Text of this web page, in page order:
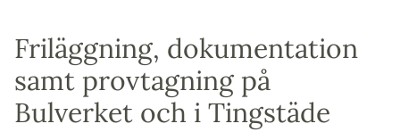
Friläggning, dokumentation
samt provtagning på
Bulverket och i Tingstäde